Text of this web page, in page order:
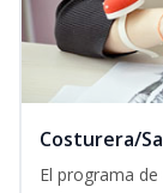
Costurera/
El programa